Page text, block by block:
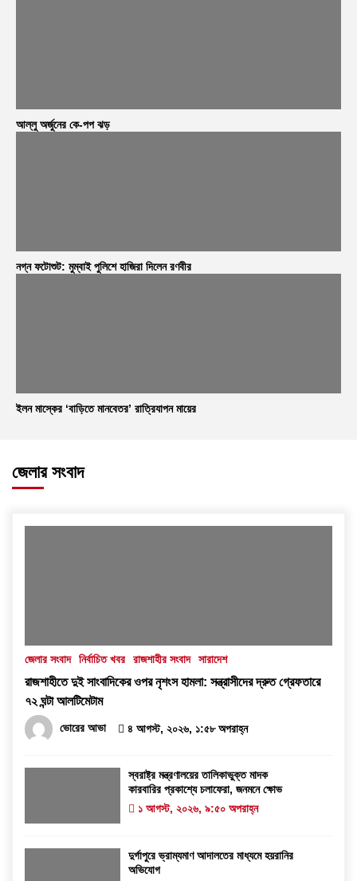
আল্লু অর্জুনের কে-পপ ঝড়
নগ্ন ফটোশুট: মুম্বাই পুলিশে হাজিরা দিলেন রণবীর
ইলন মাস্কের ‘বাড়িতে মানবেতর’ রাত্রিযাপন মায়ের
জেলার সংবাদ
জেলার সংবাদ নির্বাচিত খবর রাজশাহীর সংবাদ সারাদেশ
রাজশাহীতে দুই সাংবাদিকের ওপর নৃশংস হামলা: সন্ত্রাসীদের দ্রুত গ্রেফতারে
৭২ ঘন্টা আলটিমেটাম
ভোরের আভা ৪ আগস্ট, ২০২৬, ১:৫৮ অপরাহ্ন
স্বরাষ্ট্র মন্ত্রণালয়ের তালিকাভুক্ত মাদক
কারবারির প্রকাশ্যে চলাফেরা, জনমনে ক্ষোভ
১ আগস্ট, ২০২৬, ৯:৫০ অপরাহ্ন
দুর্গাপুরে ভ্রাম্যমাণ আদালতের মাধ্যমে হয়রানির
অভিযোগ